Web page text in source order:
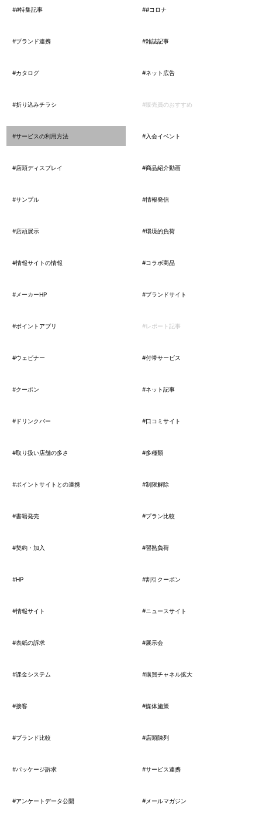
##特集記事 ##コロナ
#ブランド連携 #雑誌記事
#カタログ #ネット広告
#折り込みチラシ #販売員のおすすめ
#サービスの利用方法 #入会イベント
#店頭ディスプレイ #商品紹介動画
#サンプル #情報発信
#店頭展示 #環境的負荷
#情報サイトの情報 #コラボ商品
#メーカーHP #ブランドサイト
#ポイントアプリ #レポート記事
#ウェビナー #付帯サービス
#クーポン #ネット記事
#ドリンクバー #口コミサイト
#取り扱い店舗の多さ #多種類
#ポイントサイトとの連携 #制限解除
#書籍発売 #プラン比較
#契約・加入 #習熟負荷
#HP #割引クーポン
#情報サイト #ニュースサイト
#表紙の訴求 #展示会
#課金システム #購買チャネル拡大
#接客 #媒体施策
#ブランド比較 #店頭陳列
#パッケージ訴求 #サービス連携
#アンケートデータ公開 #メールマガジン